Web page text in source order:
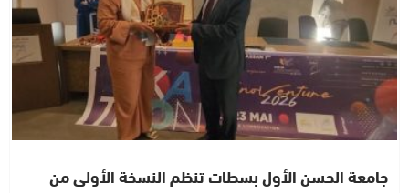
جامعة الحسن الأول بسطات تنظم النسخة الأولى من